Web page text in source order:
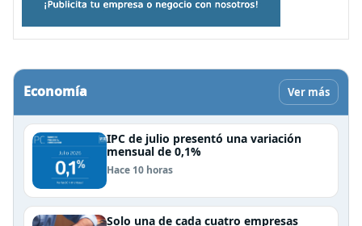
Economía Ver más
IPC de julio presentó una variación
mensual de 0,1%
Hace 10 horas
Solo una de cada cuatro empresas